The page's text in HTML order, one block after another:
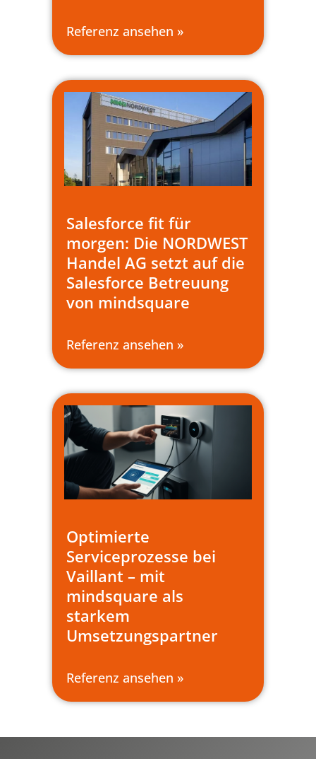
Referenz ansehen »
Salesforce fit für
morgen: Die NORDWEST
Handel AG setzt auf die
Salesforce Betreuung
von mindsquare
Referenz ansehen »
Optimierte
Serviceprozesse bei
Vaillant – mit
mindsquare als
starkem
Umsetzungspartner
Referenz ansehen »